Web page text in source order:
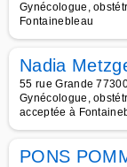
Gynécologue,
Fontainebleau
Nadia
55 rue Grande
Gynécologue,
acceptée à
PONS